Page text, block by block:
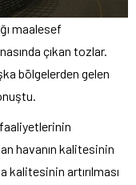
maalesef
çıkan tozlar.
bölgelerden gelen
havanın kalitesinin
kalitesinin artırılması